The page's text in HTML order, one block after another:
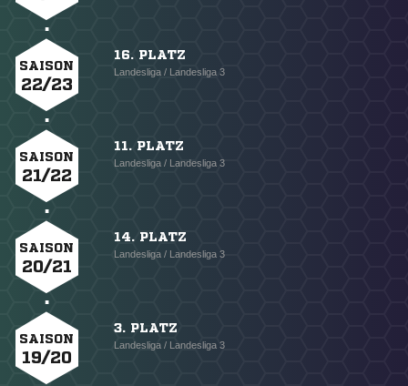
SAISON
22/23
16. PLATZ
Landesliga / Landesliga 3
SAISON
21/22
11. PLATZ
Landesliga / Landesliga 3
SAISON
20/21
14. PLATZ
Landesliga / Landesliga 3
SAISON
19/20
3. PLATZ
Landesliga / Landesliga 3